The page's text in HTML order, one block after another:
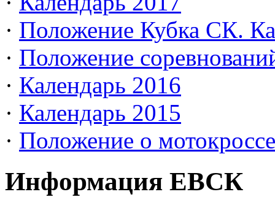
· Положение Кубка СК.
· Положение
· Календарь 2016
· Календарь 2015
· Положение о
Информация ЕВСК